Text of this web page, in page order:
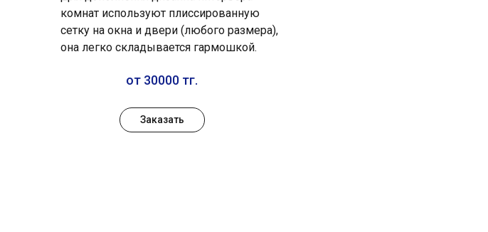
комнат используют плиссированную
сетку на окна и двери (любого размера),
она легко складывается гармошкой.
от 30000 тг.
Заказать